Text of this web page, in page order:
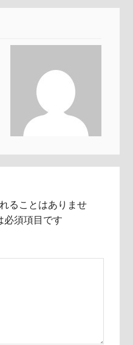
ることはありませ
必須項目です